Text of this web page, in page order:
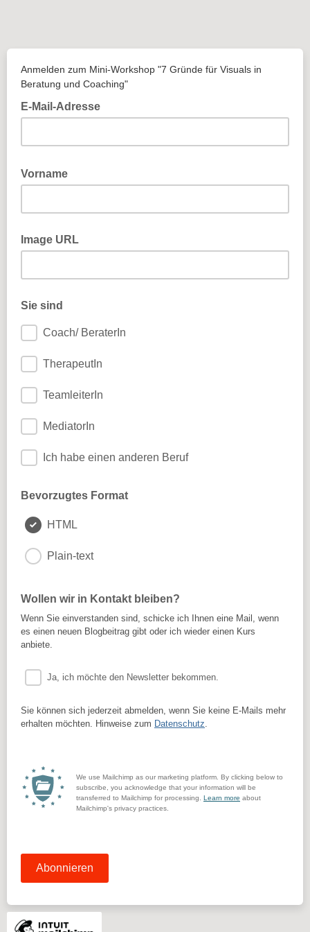
Anmelden zum Mini-Workshop "7 Gründe für Visuals in
Beratung und Coaching"
E-Mail-Adresse
Vorname
Image URL
Sie sind
Coach/ BeraterIn
TherapeutIn
TeamleiterIn
MediatorIn
Ich habe einen anderen Beruf
Bevorzugtes Format
HTML
Plain-text
Wollen wir in Kontakt bleiben?
Wenn Sie einverstanden sind, schicke ich Ihnen eine Mail, wenn
es einen neuen Blogbeitrag gibt oder ich wieder einen Kurs
anbiete.
Ja, ich möchte den Newsletter bekommen.
Sie können sich jederzeit abmelden, wenn Sie keine E-Mails mehr
erhalten möchten. Hinweise zum Datenschutz.
We use Mailchimp as our marketing platform. By clicking below to
subscribe, you acknowledge that your information will be
transferred to Mailchimp for processing. Learn more about
Mailchimp's privacy practices.